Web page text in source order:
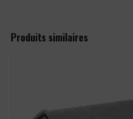
Produits similaires